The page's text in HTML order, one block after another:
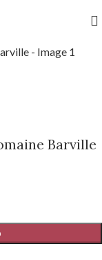
Barville